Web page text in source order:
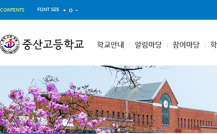
CONTENTS FONT SIZE
학교안내 알림마당 참여마당